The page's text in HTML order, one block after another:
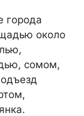
города
около
сомом,